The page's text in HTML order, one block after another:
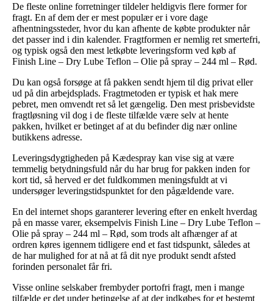
De fleste online forretninger tildeler heldigvis flere former for
fragt. En af dem der er mest populær er i vore dage
afhentningssteder, hvor du kan afhente de købte produkter når
det passer ind i din kalender. Fragtformen er nemlig ret smertefri,
og typisk også den mest letkøbte leveringsform ved køb af
Finish Line – Dry Lube Teflon – Olie på spray – 244 ml – Rød.
Du kan også forsøge at få pakken sendt hjem til dig privat eller
ud på din arbejdsplads. Fragtmetoden er typisk et hak mere
pebret, men omvendt ret så let gængelig. Den mest prisbevidste
fragtløsning vil dog i de fleste tilfælde være selv at hente
pakken, hvilket er betinget af at du befinder dig nær online
butikkens adresse.
Leveringsdygtigheden på Kædespray kan vise sig at være
temmelig betydningsfuld når du har brug for pakken inden for
kort tid, så herved er det fuldkommen meningsfuldt at vi
undersøger leveringstidspunktet for den pågældende vare.
En del internet shops garanterer levering efter en enkelt hverdag
på en masse varer, eksempelvis Finish Line – Dry Lube Teflon –
Olie på spray – 244 ml – Rød, som trods alt afhænger af at
ordren køres igennem tidligere end et fast tidspunkt, således at
de har mulighed for at nå at få dit nye produkt sendt afsted
forinden personalet får fri.
Visse online selskaber frembyder portofri fragt, men i mange
tilfælde er det under betingelse af at der indkøbes for et bestemt